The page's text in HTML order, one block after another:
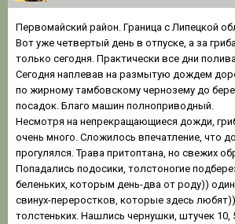
Первомайский район. Граница с Липецкой
Вот уже четвертый день в отпуске, а за
только сегодня. Практически все дни
Сегодня наплевав на размытую дождем
по жирному тамбовскому чернозему до
посадок. Благо машин полноприводный.
Несмотря на непрекращающиеся дожди,
очень много. Сложилось впечатление, что
прогулялся. Трава притоптана, но свежих
Попадались подосики, толстоногие
беленьких, которым день-два от роду))
свинух-переростков, которые здесь
толстеньких. Нашлись чернушки, штучек 10,